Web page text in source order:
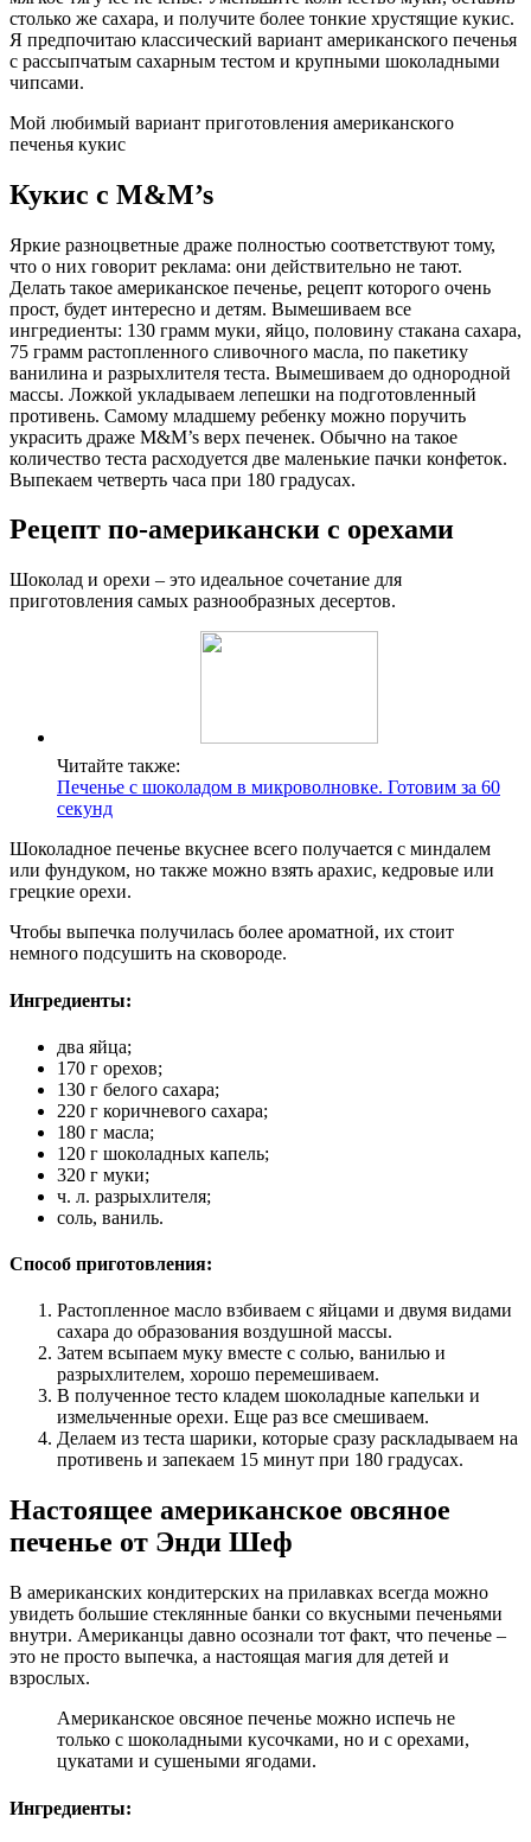
столько же сахара, и получите более тонкие хрустящие кукис.
Я предпочитаю классический вариант американского печенья
с рассыпчатым сахарным тестом и крупными шоколадными
чипсами.
Мой любимый вариант приготовления американского
печенья кукис
Кукис с M&M’s
Яркие разноцветные драже полностью соответствуют тому,
что о них говорит реклама: они действительно не тают.
Делать такое американское печенье, рецепт которого очень
прост, будет интересно и детям. Вымешиваем все
ингредиенты: 130 грамм муки, яйцо, половину стакана сахара,
75 грамм растопленного сливочного масла, по пакетику
ванилина и разрыхлителя теста. Вымешиваем до однородной
массы. Ложкой укладываем лепешки на подготовленный
противень. Самому младшему ребенку можно поручить
украсить драже M&M’s верх печенек. Обычно на такое
количество теста расходуется две маленькие пачки конфеток.
Выпекаем четверть часа при 180 градусах.
Рецепт по-американски с орехами
Шоколад и орехи – это идеальное сочетание для
приготовления самых разнообразных десертов.
Читайте также:
Печенье с шоколадом в микроволновке. Готовим за 60
секунд
Шоколадное печенье вкуснее всего получается с миндалем
или фундуком, но также можно взять арахис, кедровые или
грецкие орехи.
Чтобы выпечка получилась более ароматной, их стоит
немного подсушить на сковороде.
Ингредиенты:
два яйца;
170 г орехов;
130 г белого сахара;
220 г коричневого сахара;
180 г масла;
120 г шоколадных капель;
320 г муки;
ч. л. разрыхлителя;
соль, ваниль.
Способ приготовления:
Растопленное масло взбиваем с яйцами и двумя видами
сахара до образования воздушной массы.
Затем всыпаем муку вместе с солью, ванилью и
разрыхлителем, хорошо перемешиваем.
В полученное тесто кладем шоколадные капельки и
измельченные орехи. Еще раз все смешиваем.
Делаем из теста шарики, которые сразу раскладываем на
противень и запекаем 15 минут при 180 градусах.
Настоящее американское овсяное
печенье от Энди Шеф
В американских кондитерских на прилавках всегда можно
увидеть большие стеклянные банки со вкусными печеньями
внутри. Американцы давно осознали тот факт, что печенье –
это не просто выпечка, а настоящая магия для детей и
взрослых.
Американское овсяное печенье можно испечь не
только с шоколадными кусочками, но и с орехами,
цукатами и сушеными ягодами.
Ингредиенты: